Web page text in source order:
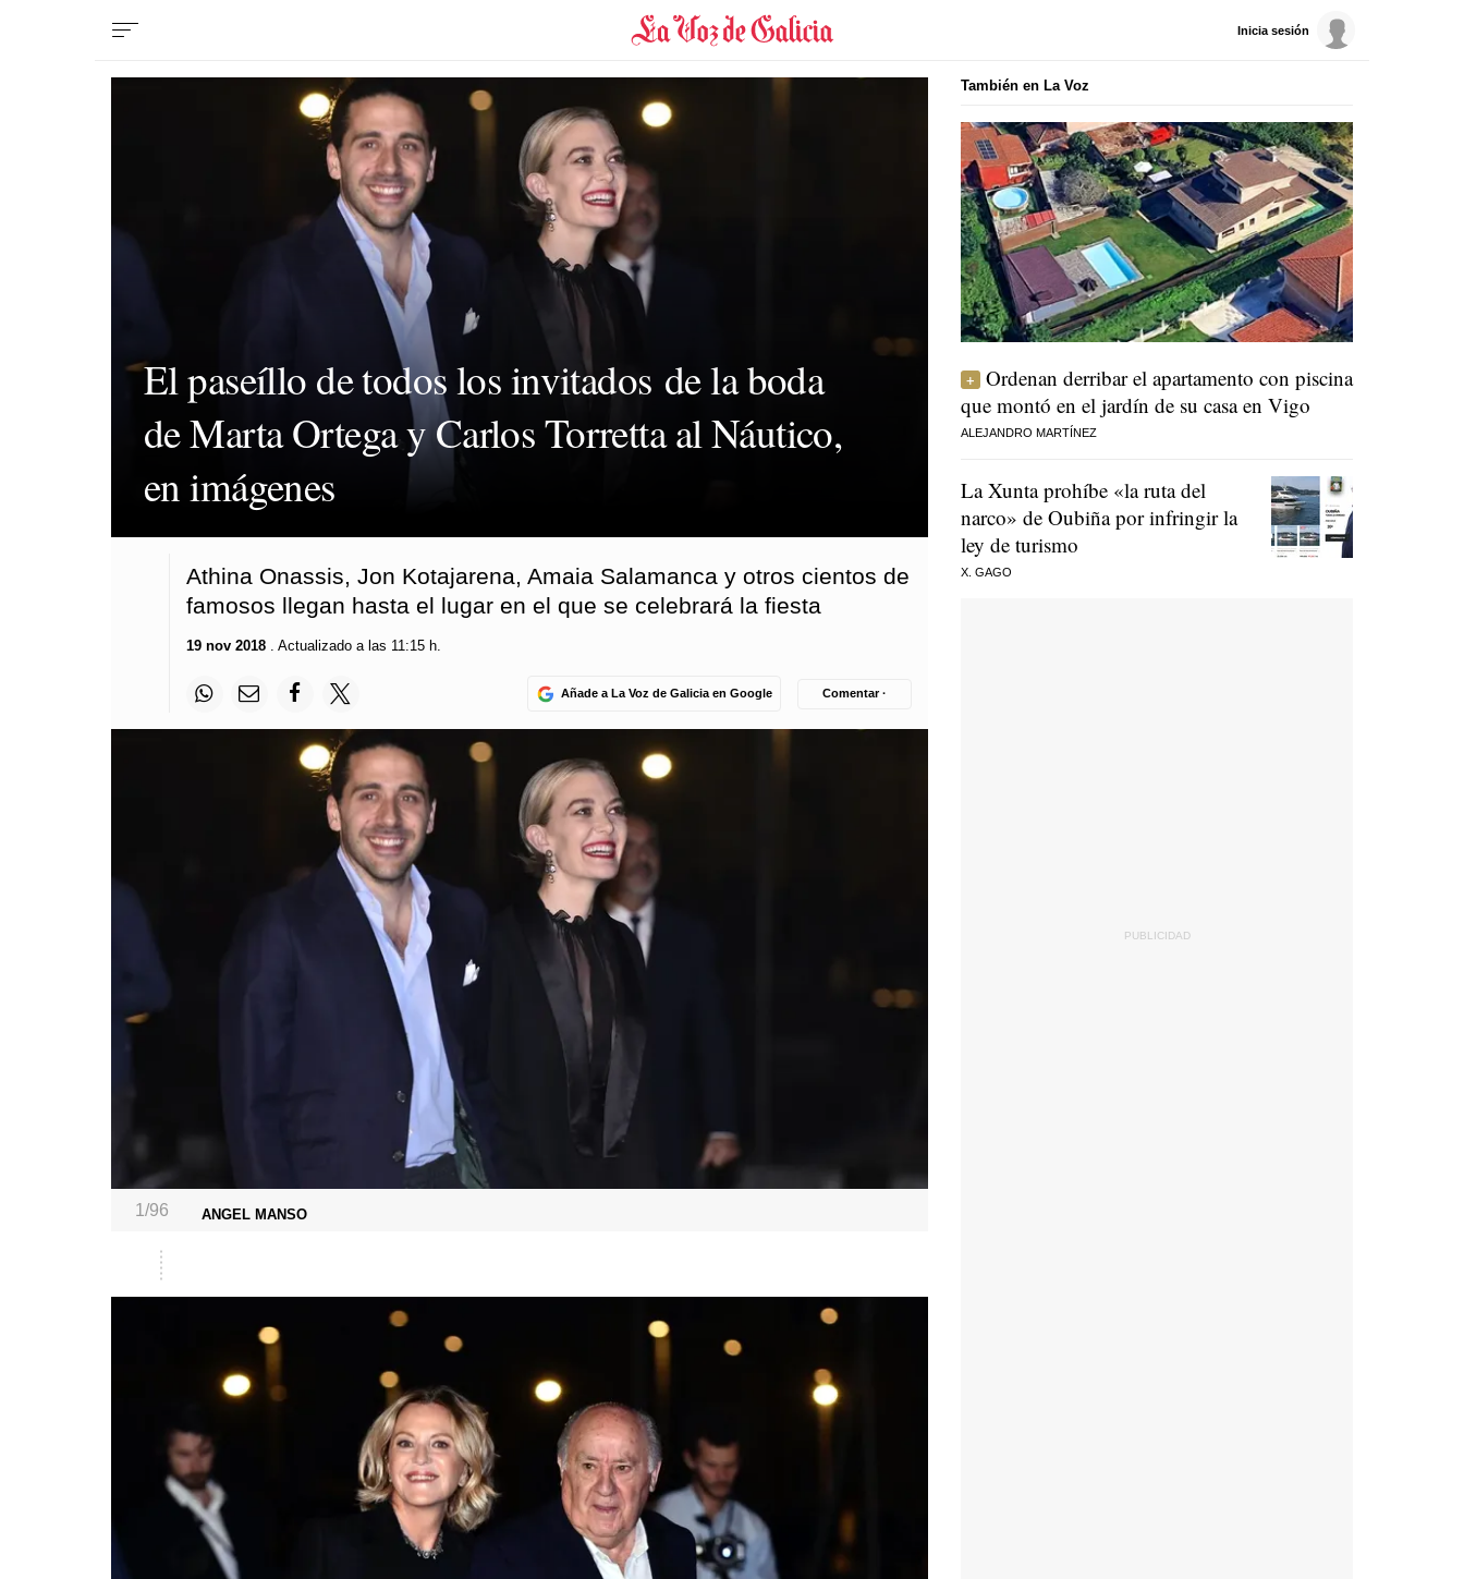
Inicia sesión
El paseíllo de todos los invitados de la boda
de Marta Ortega y Carlos Torretta al Náutico,
en imágenes
Athina Onassis, Jon Kotajarena, Amaia Salamanca y otros cientos de
famosos llegan hasta el lugar en el que se celebrará la fiesta
19 nov 2018. Actualizado a las 11:15 h.
Añade a La Voz de Galicia en Google Comentar ·
1/96 ANGEL MANSO
También en La Voz
Ordenan derribar el apartamento con piscina
que montó en el jardín de su casa en Vigo
ALEJANDRO MARTÍNEZ
La Xunta prohíbe «la ruta del
narco» de Oubiña por infringir la
ley de turismo
X. GAGO